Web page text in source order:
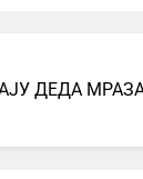
ДЕДА